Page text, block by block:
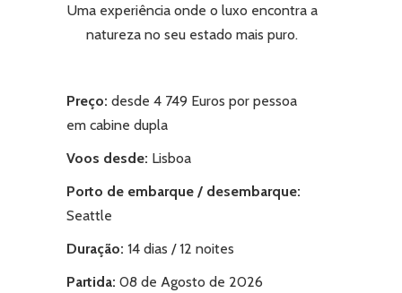
Uma experiência onde o luxo encontra a
natureza no seu estado mais puro.
Preço: desde 4 749 Euros por pessoa
em cabine dupla
Voos desde: Lisboa
Porto de embarque / desembarque:
Seattle
Duração: 14 dias / 12 noites
Partida: 08 de Agosto de 2026